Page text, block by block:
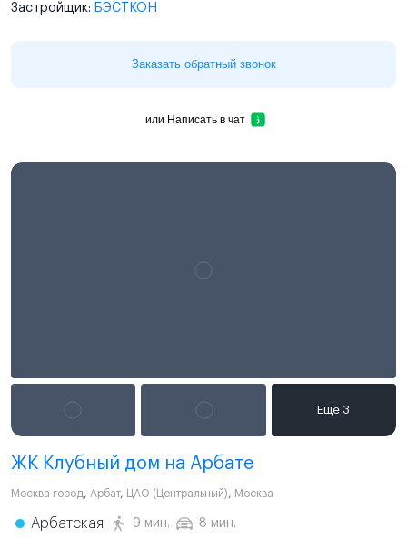
Застройщик: БЭСТКОН
Заказать обратный звонок
или Написать в чат
ЖК Клубный дом на Арбате
Москва город, Арбат, ЦАО (Центральный), Москва
Арбатская 9 мин. 8 мин.